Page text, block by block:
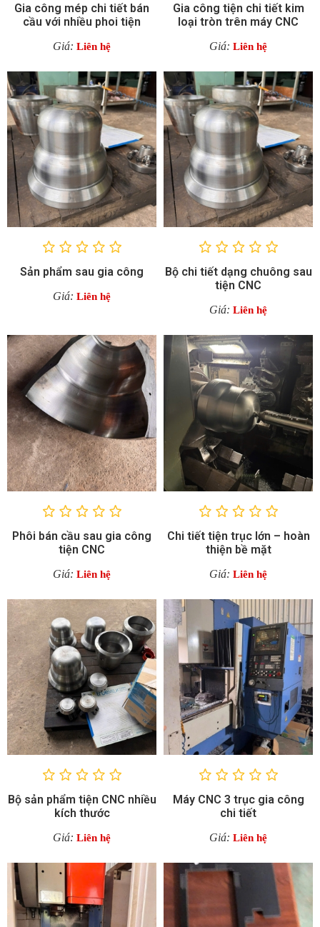
Gia công mép chi tiết bán
cầu với nhiều phoi tiện
Giá: Liên hệ
Gia công tiện chi tiết kim
loại tròn trên máy CNC
Giá: Liên hệ
Sản phẩm sau gia công
Giá: Liên hệ
Bộ chi tiết dạng chuông sau
tiện CNC
Giá: Liên hệ
Phôi bán cầu sau gia công
tiện CNC
Giá: Liên hệ
Chi tiết tiện trục lớn – hoàn
thiện bề mặt
Giá: Liên hệ
Bộ sản phẩm tiện CNC nhiều
kích thước
Giá: Liên hệ
Máy CNC 3 trục gia công
chi tiết
Giá: Liên hệ